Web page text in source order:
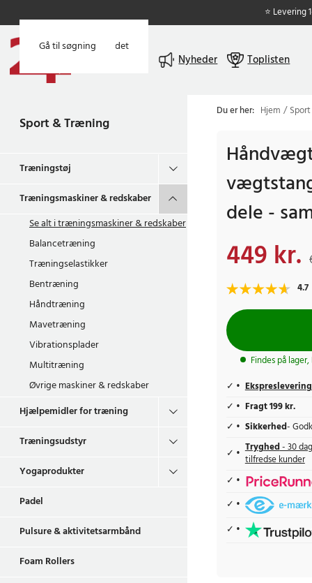
Gå til hovedindholdet
Gå til søgning
⭐ Levering
Nyheder Toplisten
Sport & Træning
Træningstøj
Træningsmaskiner & redskaber
Se alt itræningsmaskiner & redskaber
Balancetræning
Træningselastikker
Bentræning
Håndtræning
Mavetræning
Vibrationsplader
Multitræning
Øvrige maskiner & redskaber
Hjælpemidler for træning
Træningsudstyr
Yogaprodukter
Padel
Pulsure & aktivitetsarmbånd
Foam Rollers
Du er her: Hjem
dele -
Nuværende pris
449 kr.
4.7
Findes på
Ekspreslevering
Fragt 199 kr.
Sikkerhed-
Tryghed- 30
tilfredse kunder